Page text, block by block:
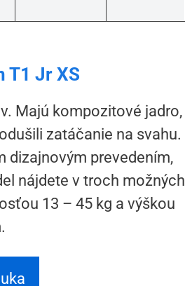
T1 Jr XS
Majú kompozitové jadro,
zatáčanie na svahu.
dizajnovým prevedením,
nájdete v troch možných
13 – 45 kg a výškou